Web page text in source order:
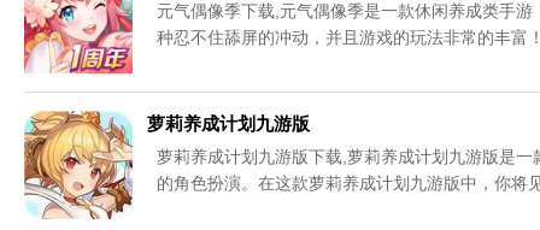
元气偶像季下载,元气偶像季是一款休闲养成类手
种忍不住舔屏的冲动，并且游戏的玩法非常的丰富
萝莉养成计划九游版
萝莉养成计划九游版下载,萝莉养成计划九游版是
的角色扮演。在这款萝莉养成计划九游版中，你